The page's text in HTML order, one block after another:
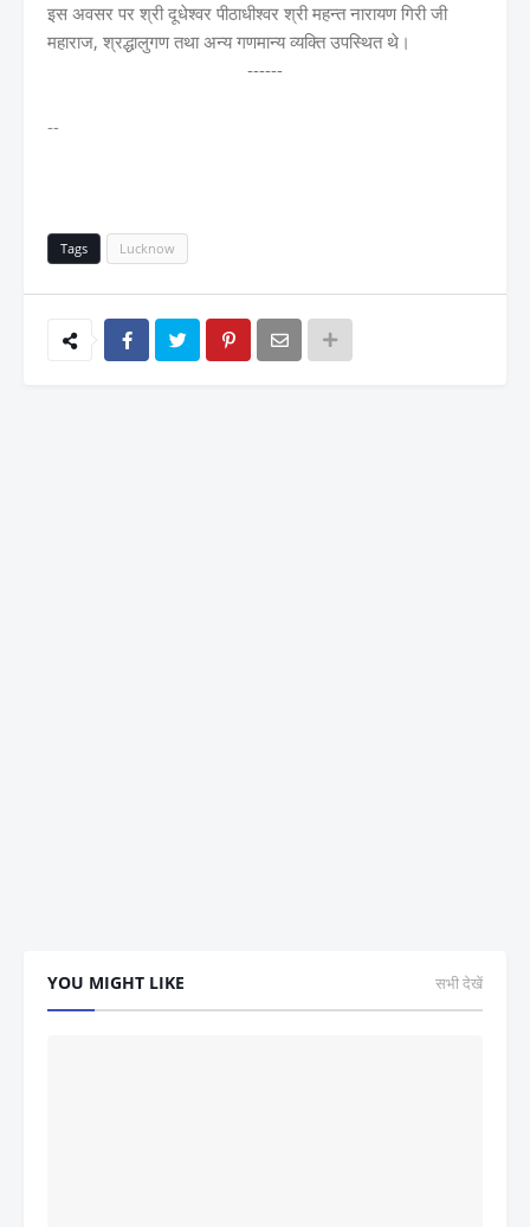
इस अवसर पर श्री दूधेश्वर पीठाधीश्वर श्री महन्त नारायण गिरी जी
महाराज, श्रद्धालुगण तथा अन्य गणमान्य व्यक्ति उपस्थित थे।
------
--
Tags Lucknow
YOU MIGHT LIKE सभी देखें